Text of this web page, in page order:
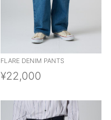
FLARE DENIM PANTS
¥22,000